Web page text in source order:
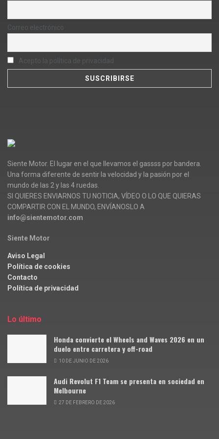
Correo electrónico
Acepto la política de privacidad
Siente Motor. El lugar en el que llevamos el gassss por bandera.
Una forma diferente de sentir la velocidad y la pasión por el
mundo de las 2 y las 4 ruedas.
SI QUIERES ENVIARNOS TU NOTICIA, VÍDEO O LO QUE QUIERAS
COMPARTIR CON EL MUNDO, ENVÍANOSLO A
info@sientemotor.com
Siente Motor
Aviso Legal
Política de cookies
Contacto
Política de privacidad
Lo último
Honda convierte el Wheels and Waves 2026 en un
duelo entre carretera y off-road
10 DE JUNIO DE 2026
Audi Revolut F1 Team se presenta en sociedad en
Melbourne
27 DE FEBRERO DE 2026